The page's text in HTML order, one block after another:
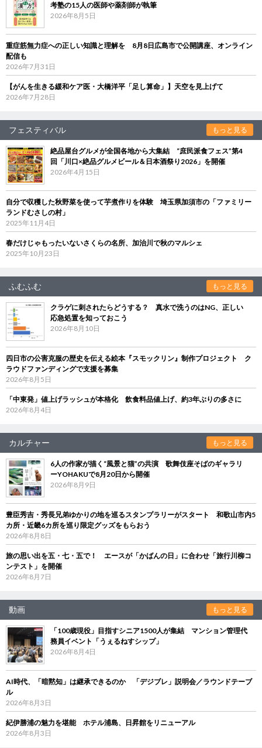
考塾の15人の医師や薬剤師が執筆
2026年8月5日
重症筋無力症への正しい知識と理解を 8月8日広島市で公開講座、オンライン
配信も
2026年7月31日
【がんを生きる緩和ケア医・大橋洋平「足し算命」】天空を見上げて
2026年7月28日
フェスティバル もっと見る
絶品屋台グルメが全国各地から大集結 “庶民派食フェス”第4
回「川口×絶品グルメビール＆日本酒祭り2026」を開催
2026年4月15日
自分で収穫した秋野菜を使って芋煮作りを体験 埼玉県加須市の「ファミリー
ランドむさしの村」
2025年11月4日
春だけじゃもったいないさくらの名所、加治川で秋のマルシェ
2025年10月23日
ふむふむ もっと見る
クラゲに刺されたらどうする？ 真水で洗うのはNG、正しい
応急処置を知っておこう
2026年8月10日
四日市の公害克服の歴史を伝える絵本『スモックリン』制作プロジェクト ク
ラウドファンディングで支援を募集
2026年8月5日
「中東発」値上げラッシュが本格化 飲食料品値上げ、約3年ぶりの多さに
2026年8月4日
カルチャー もっと見る
6人の作家が描く“風景と猫”の共演 歌舞伎座そばのギャラリ
ーYOHAKUで8月20日から開催
2026年8月9日
豊臣秀吉・秀長兄弟ゆかりの地を巡るスタンプラリーがスタート 和歌山市内5
カ所・近畿6カ所を巡り限定グッズをもらおう
2026年8月8日
旅の思い出を五・七・五で！ エースが「かばんの日」に合わせ「旅行川柳コ
ンテスト」を開催
2026年8月7日
動画 もっと見る
「100歳現役」目指すシニア1500人が集結 マンション管理代
務員イベント「うぇるねすシップ」
2026年8月4日
AI時代、「暗黙知」は継承できるのか 「デジブレ」説明会／ラウンドテーブ
ル
2026年8月3日
紀伊勝浦の魅力を堪能 ホテル浦島、日昇館をリニューアル
2026年8月3日